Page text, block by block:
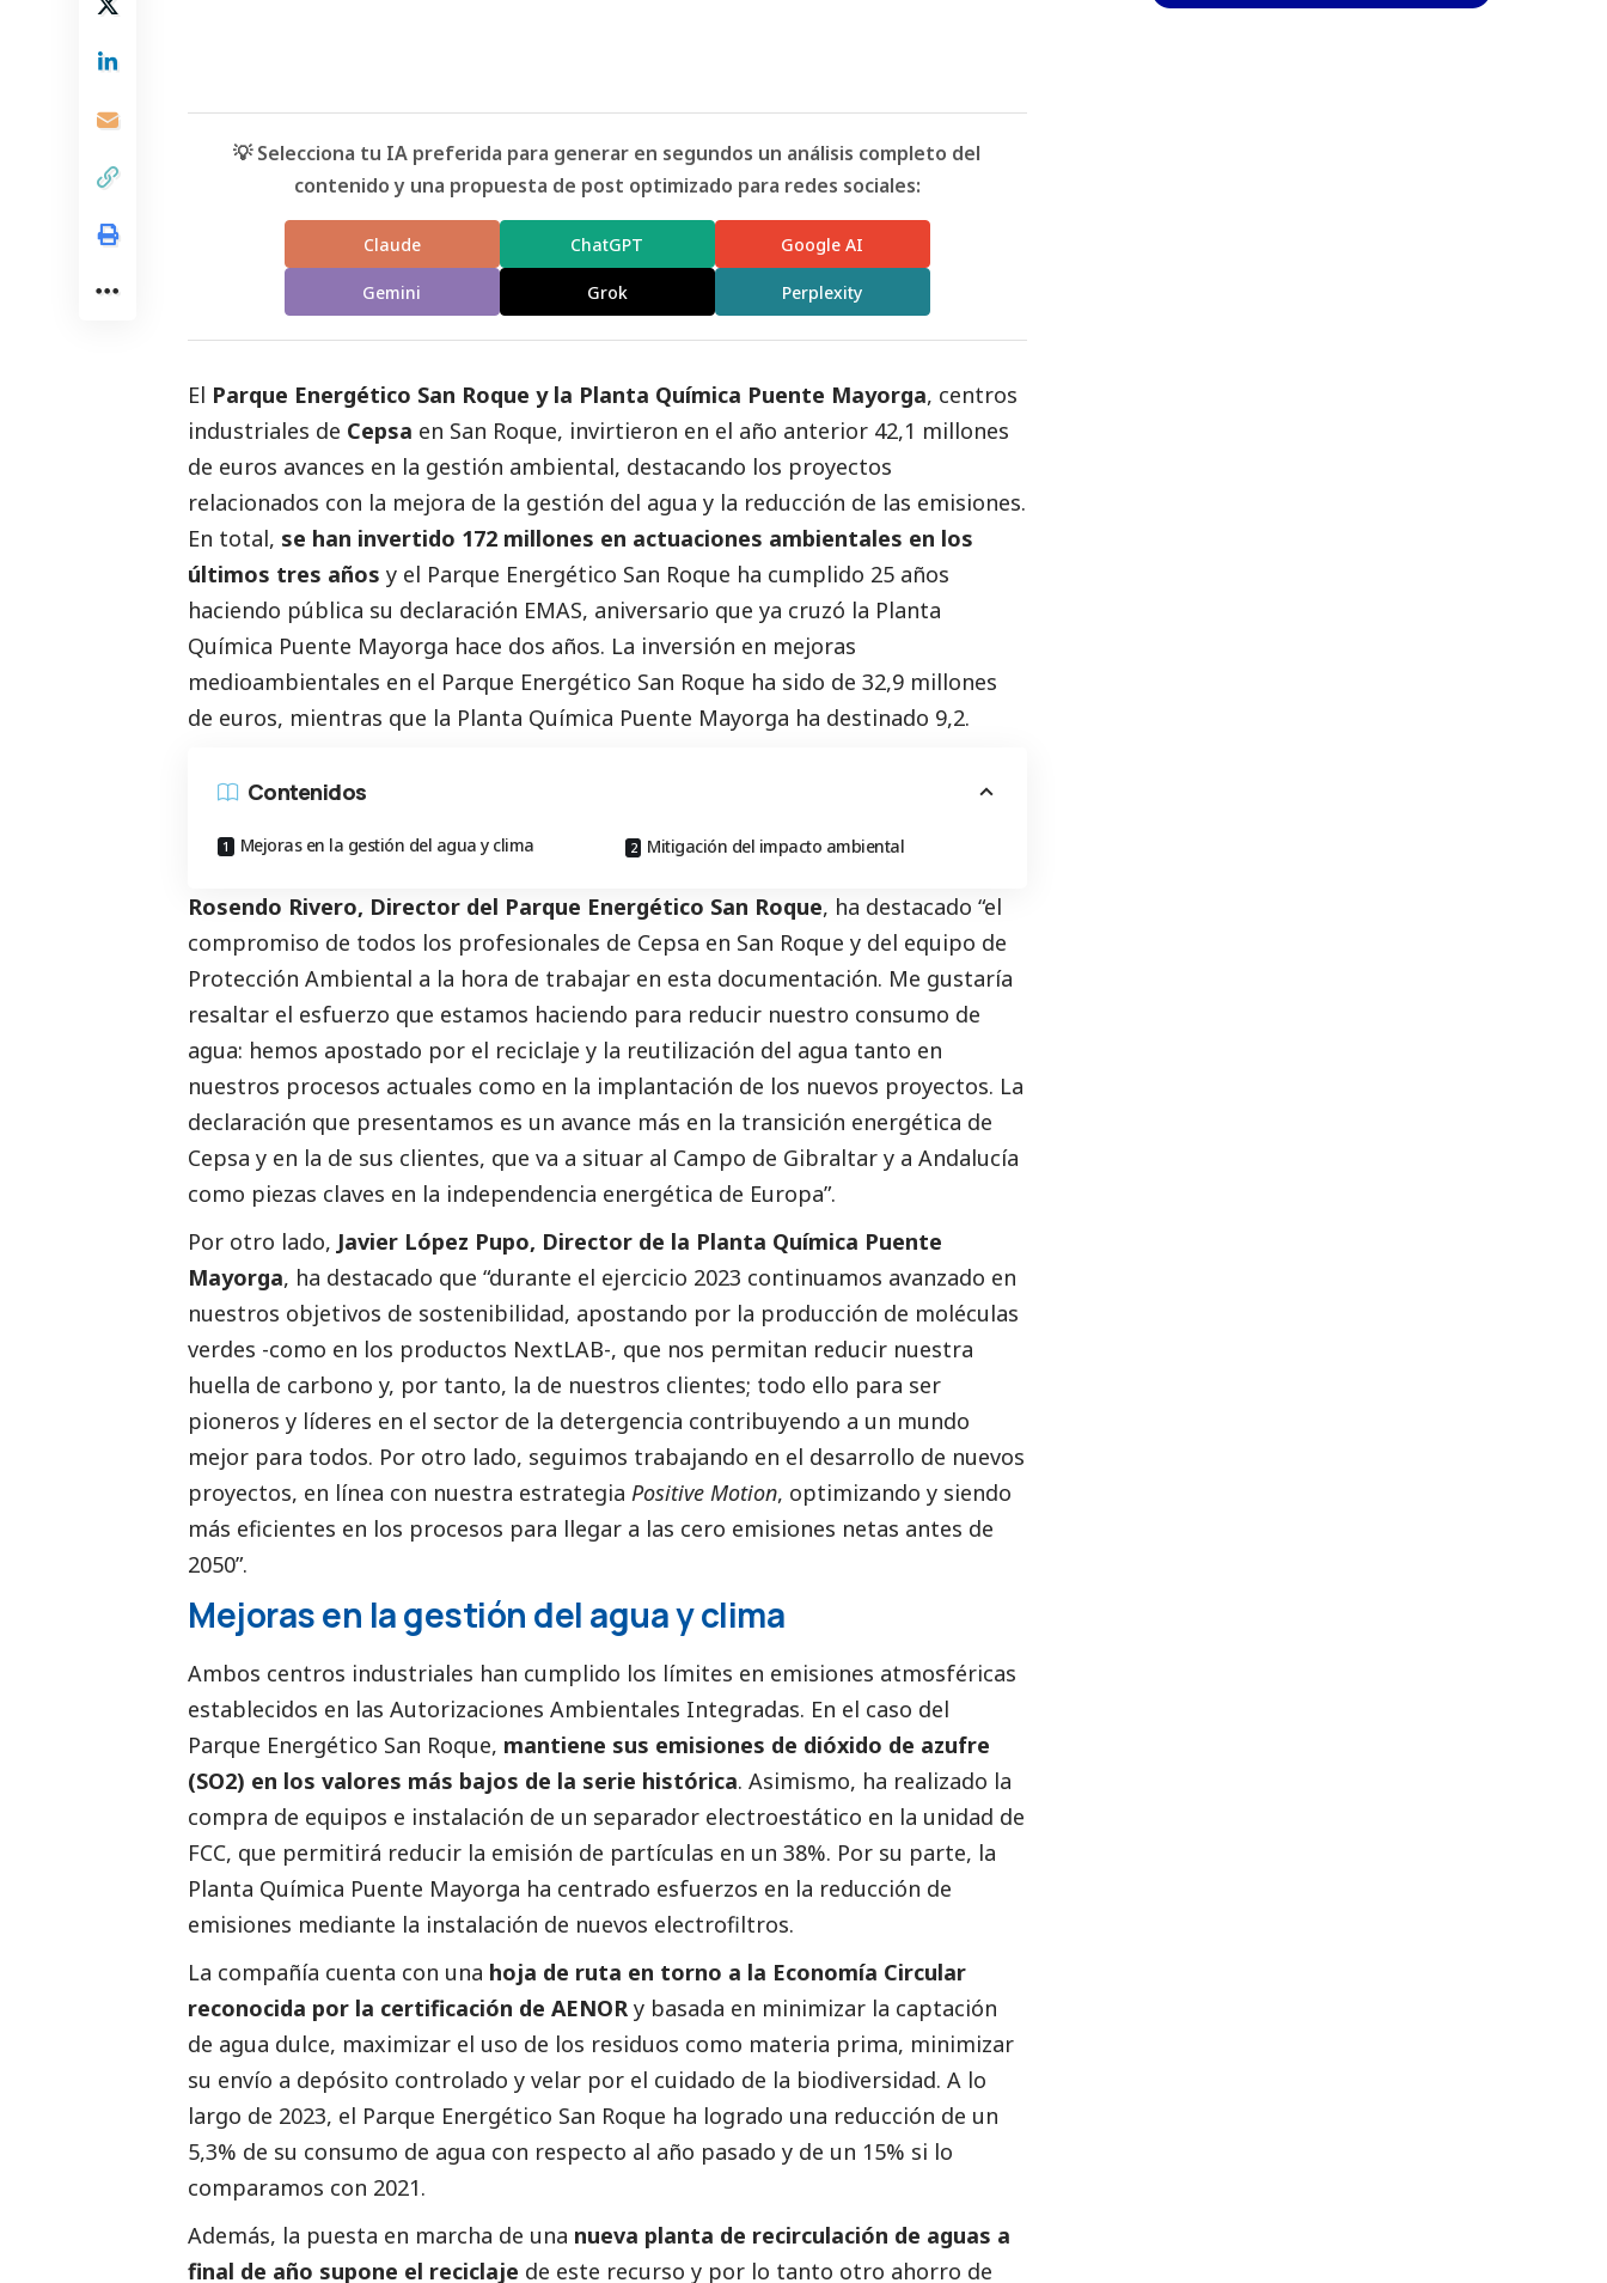
💡 Selecciona tu IA preferida para generar en segundos un análisis completo del
contenido y una propuesta de post optimizado para redes sociales:
Claude ChatGPT Google AI
Gemini Grok Perplexity
El Parque Energético San Roque y la Planta Química Puente Mayorga, centros
industriales de Cepsa en San Roque, invirtieron en el año anterior 42,1 millones
de euros avances en la gestión ambiental, destacando los proyectos
relacionados con la mejora de la gestión del agua y la reducción de las emisiones.
En total, se han invertido 172 millones en actuaciones ambientales en los
últimos tres años y el Parque Energético San Roque ha cumplido 25 años
haciendo pública su declaración EMAS, aniversario que ya cruzó la Planta
Química Puente Mayorga hace dos años. La inversión en mejoras
medioambientales en el Parque Energético San Roque ha sido de 32,9 millones
de euros, mientras que la Planta Química Puente Mayorga ha destinado 9,2.
Contenidos
Mejoras en la gestión del agua y clima Mitigación del impacto ambiental
Rosendo Rivero, Director del Parque Energético San Roque, ha destacado “el
compromiso de todos los profesionales de Cepsa en San Roque y del equipo de
Protección Ambiental a la hora de trabajar en esta documentación. Me gustaría
resaltar el esfuerzo que estamos haciendo para reducir nuestro consumo de
agua: hemos apostado por el reciclaje y la reutilización del agua tanto en
nuestros procesos actuales como en la implantación de los nuevos proyectos. La
declaración que presentamos es un avance más en la transición energética de
Cepsa y en la de sus clientes, que va a situar al Campo de Gibraltar y a Andalucía
como piezas claves en la independencia energética de Europa”.
Por otro lado, Javier López Pupo, Director de la Planta Química Puente
Mayorga, ha destacado que “durante el ejercicio 2023 continuamos avanzado en
nuestros objetivos de sostenibilidad, apostando por la producción de moléculas
verdes -como en los productos NextLAB-, que nos permitan reducir nuestra
huella de carbono y, por tanto, la de nuestros clientes; todo ello para ser
pioneros y líderes en el sector de la detergencia contribuyendo a un mundo
mejor para todos. Por otro lado, seguimos trabajando en el desarrollo de nuevos
proyectos, en línea con nuestra estrategia Positive Motion, optimizando y siendo
más eficientes en los procesos para llegar a las cero emisiones netas antes de
2050”.
Mejoras en la gestión del agua y clima
Ambos centros industriales han cumplido los límites en emisiones atmosféricas
establecidos en las Autorizaciones Ambientales Integradas. En el caso del
Parque Energético San Roque, mantiene sus emisiones de dióxido de azufre
(SO2) en los valores más bajos de la serie histórica. Asimismo, ha realizado la
compra de equipos e instalación de un separador electroestático en la unidad de
FCC, que permitirá reducir la emisión de partículas en un 38%. Por su parte, la
Planta Química Puente Mayorga ha centrado esfuerzos en la reducción de
emisiones mediante la instalación de nuevos electrofiltros.
La compañía cuenta con una hoja de ruta en torno a la Economía Circular
reconocida por la certificación de AENOR y basada en minimizar la captación
de agua dulce, maximizar el uso de los residuos como materia prima, minimizar
su envío a depósito controlado y velar por el cuidado de la biodiversidad. A lo
largo de 2023, el Parque Energético San Roque ha logrado una reducción de un
5,3% de su consumo de agua con respecto al año pasado y de un 15% si lo
comparamos con 2021.
Además, la puesta en marcha de una nueva planta de recirculación de aguas a
final de año supone el reciclaje de este recurso y por lo tanto otro ahorro de